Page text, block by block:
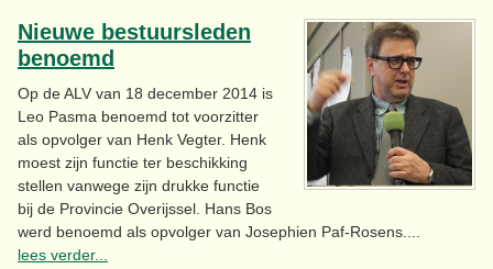
Nieuwe bestuursleden
benoemd
Op de ALV van 18 december 2014 is
Leo Pasma benoemd tot voorzitter
als opvolger van Henk Vegter. Henk
moest zijn functie ter beschikking
stellen vanwege zijn drukke functie
bij de Provincie Overijssel. Hans Bos
werd benoemd als opvolger van Josephien Paf-Rosens....
lees verder...